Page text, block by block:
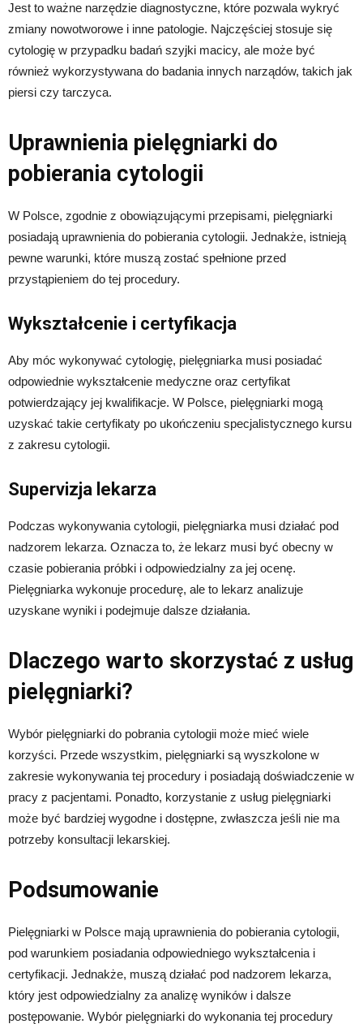
Jest to ważne narzędzie diagnostyczne, które pozwala wykryć
zmiany nowotworowe i inne patologie. Najczęściej stosuje się
cytologię w przypadku badań szyjki macicy, ale może być
również wykorzystywana do badania innych narządów, takich jak
piersi czy tarczyca.
Uprawnienia pielęgniarki do
pobierania cytologii
W Polsce, zgodnie z obowiązującymi przepisami, pielęgniarki
posiadają uprawnienia do pobierania cytologii. Jednakże, istnieją
pewne warunki, które muszą zostać spełnione przed
przystąpieniem do tej procedury.
Wykształcenie i certyfikacja
Aby móc wykonywać cytologię, pielęgniarka musi posiadać
odpowiednie wykształcenie medyczne oraz certyfikat
potwierdzający jej kwalifikacje. W Polsce, pielęgniarki mogą
uzyskać takie certyfikaty po ukończeniu specjalistycznego kursu
z zakresu cytologii.
Supervizja lekarza
Podczas wykonywania cytologii, pielęgniarka musi działać pod
nadzorem lekarza. Oznacza to, że lekarz musi być obecny w
czasie pobierania próbki i odpowiedzialny za jej ocenę.
Pielęgniarka wykonuje procedurę, ale to lekarz analizuje
uzyskane wyniki i podejmuje dalsze działania.
Dlaczego warto skorzystać z usług
pielęgniarki?
Wybór pielęgniarki do pobrania cytologii może mieć wiele
korzyści. Przede wszystkim, pielęgniarki są wyszkolone w
zakresie wykonywania tej procedury i posiadają doświadczenie w
pracy z pacjentami. Ponadto, korzystanie z usług pielęgniarki
może być bardziej wygodne i dostępne, zwłaszcza jeśli nie ma
potrzeby konsultacji lekarskiej.
Podsumowanie
Pielęgniarki w Polsce mają uprawnienia do pobierania cytologii,
pod warunkiem posiadania odpowiedniego wykształcenia i
certyfikacji. Jednakże, muszą działać pod nadzorem lekarza,
który jest odpowiedzialny za analizę wyników i dalsze
postępowanie. Wybór pielęgniarki do wykonania tej procedury